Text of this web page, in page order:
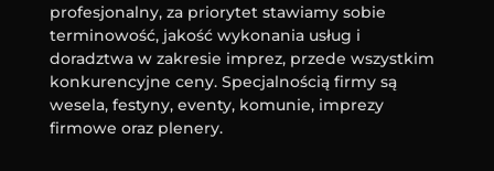
profesjonalny, za priorytet stawiamy sobie
terminowość, jakość wykonania usług i
doradztwa w zakresie imprez, przede wszystkim
konkurencyjne ceny. Specjalnością firmy są
wesela, festyny, eventy, komunie, imprezy
firmowe oraz plenery.